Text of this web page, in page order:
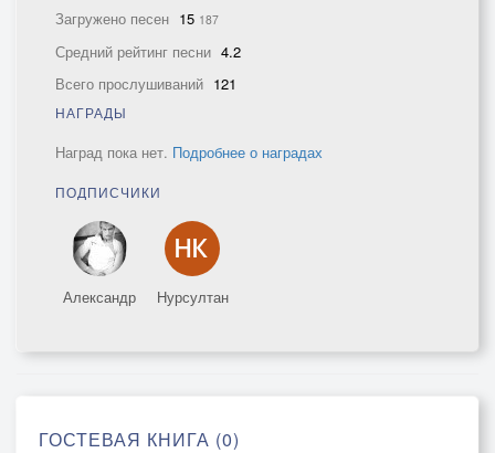
Загружено песен 15 187
Средний рейтинг песни 4.2
Всего прослушиваний 121
НАГРАДЫ
Наград пока нет. Подробнее о наградах
ПОДПИСЧИКИ
Александр Нурсултан
ГОСТЕВАЯ КНИГА (0)